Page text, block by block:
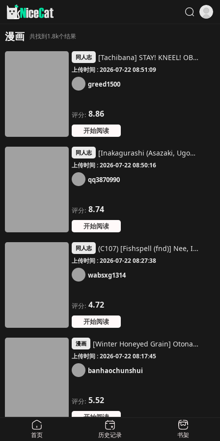
漫画 共找到1.8k个结果
同人志 [Tachibana] STAY! KNEEL! OBEY! (My Hero Cademia)
上传时间 : 2026-07-22 08:51:09
greed1500
评分: 8.86
开始阅读
同人志 [Inakagurashi (Asazaki, Ugou Gou)] Nii-chan to, [Chinese] [悬赏大厅×真不可视汉化组] [Digital]
上传时间 : 2026-07-22 08:50:16
qq3870990
评分: 8.74
开始阅读
同人志 (C107) [Fishspell (fnd)] Nee, Ii desho? (Yu-Gi-Oh! 5D's) [Chinese] [古月个人汉化]
上传时间 : 2026-07-22 08:27:38
wabsxg1314
评分: 4.72
开始阅读
漫画 [Winter Honeyed Grain] Otona no Oisha-san Gokko Sensei x Haha x Osananajimi no Nureta Ana | 大人的醫生遊戲 老師×母親×青梅竹馬的濕潤穴 [Chinese] [春水楼个人汉化]
上传时间 : 2026-07-22 08:17:45
banhaochunshui
评分: 5.52
开始阅读
首页 历史记录 书架